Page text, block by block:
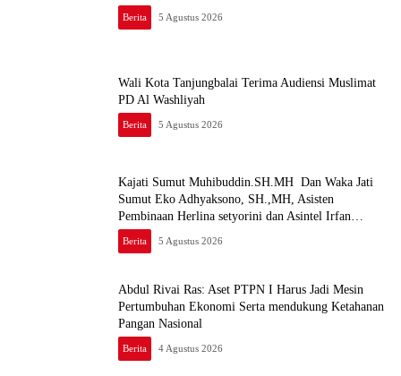
Berita 5 Agustus 2026
Wali Kota Tanjungbalai Terima Audiensi Muslimat
PD Al Washliyah
Berita 5 Agustus 2026
Kajati Sumut Muhibuddin.SH.MH Dan Waka Jati
Sumut Eko Adhyaksono, SH.,MH, Asisten
Pembinaan Herlina setyorini dan Asintel Irfan
Wibowo,Sidak Kajari Medan
Berita 5 Agustus 2026
Abdul Rivai Ras: Aset PTPN I Harus Jadi Mesin
Pertumbuhan Ekonomi Serta mendukung Ketahanan
Pangan Nasional
Berita 4 Agustus 2026